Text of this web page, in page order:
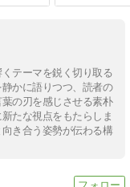
テーマを鋭く切り取る
かに語りつつ、読者の
の刃を感じさせる素朴
たな視点をもたらしま
き合う姿勢が伝わる構